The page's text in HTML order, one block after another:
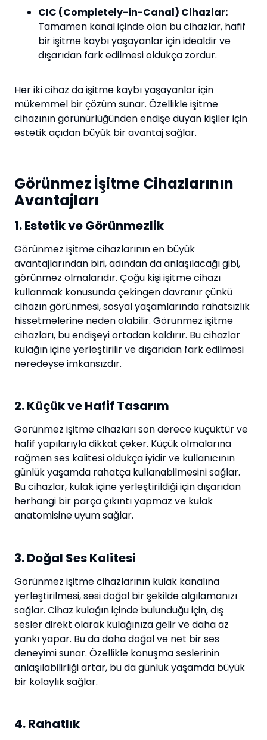
CIC (Completely-in-Canal) Cihazlar:
Tamamen kanal içinde olan bu cihazlar, hafif
bir işitme kaybı yaşayanlar için idealdir ve
dışarıdan fark edilmesi oldukça zordur.
Her iki cihaz da işitme kaybı yaşayanlar için
mükemmel bir çözüm sunar. Özellikle işitme
cihazının görünürlüğünden endişe duyan kişiler için
estetik açıdan büyük bir avantaj sağlar.
Görünmez İşitme Cihazlarının
Avantajları
1. Estetik ve Görünmezlik
Görünmez işitme cihazlarının en büyük
avantajlarından biri, adından da anlaşılacağı gibi,
görünmez olmalarıdır. Çoğu kişi işitme cihazı
kullanmak konusunda çekingen davranır çünkü
cihazın görünmesi, sosyal yaşamlarında rahatsızlık
hissetmelerine neden olabilir. Görünmez işitme
cihazları, bu endişeyi ortadan kaldırır. Bu cihazlar
kulağın içine yerleştirilir ve dışarıdan fark edilmesi
neredeyse imkansızdır.
2. Küçük ve Hafif Tasarım
Görünmez işitme cihazları son derece küçüktür ve
hafif yapılarıyla dikkat çeker. Küçük olmalarına
rağmen ses kalitesi oldukça iyidir ve kullanıcının
günlük yaşamda rahatça kullanabilmesini sağlar.
Bu cihazlar, kulak içine yerleştirildiği için dışarıdan
herhangi bir parça çıkıntı yapmaz ve kulak
anatomisine uyum sağlar.
3. Doğal Ses Kalitesi
Görünmez işitme cihazlarının kulak kanalına
yerleştirilmesi, sesi doğal bir şekilde algılamanızı
sağlar. Cihaz kulağın içinde bulunduğu için, dış
sesler direkt olarak kulağınıza gelir ve daha az
yankı yapar. Bu da daha doğal ve net bir ses
deneyimi sunar. Özellikle konuşma seslerinin
anlaşılabilirliği artar, bu da günlük yaşamda büyük
bir kolaylık sağlar.
4. Rahatlık